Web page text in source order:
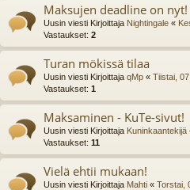
Maksujen deadline on nyt!
Uusin viesti Kirjoittaja Nightingale «
Vastaukset: 2
Turan mökissä tilaa
Uusin viesti Kirjoittaja qMp « Tiistai,
Vastaukset: 1
Maksaminen - KuTe-sivut!
Uusin viesti Kirjoittaja Kuninkaantekijä
Vastaukset: 11
Vielä ehtii mukaan!
Uusin viesti Kirjoittaja Mahti « Torstai,